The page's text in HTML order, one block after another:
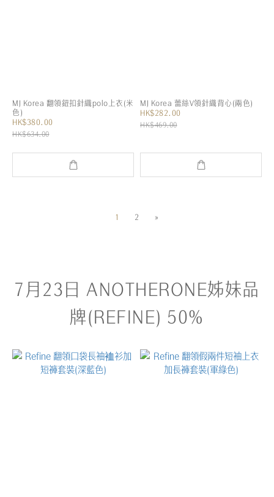
MJ Korea 翻領鈕扣針織polo上衣(米
色)
HK$380.00
HK$634.00
MJ Korea 蕾絲V領針織背心(兩色)
HK$282.00
HK$469.00
1 2 »
7月23日 ANOTHERONE姊妹品
牌(REFINE) 50%